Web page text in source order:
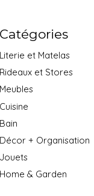
Catégories
Literie et Matelas
Rideaux et Stores
Meubles
Cuisine
Bain
Décor + Organisation
Jouets
Home & Garden